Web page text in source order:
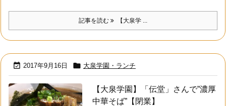
記事を読む 【大泉学 ...
 2017年9月16日  大泉学園・ランチ
【大泉学園】「伝堂」さんで”濃厚
中華そば”【閉業】